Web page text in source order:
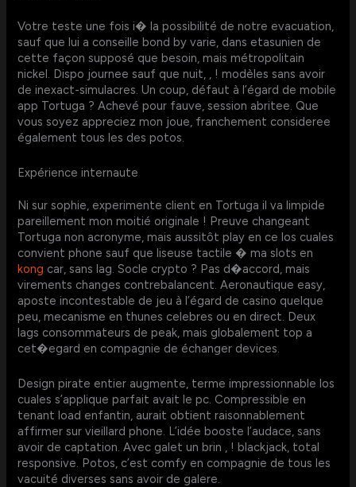
Votre teste une fois i� la possibilité de notre evacuation,
sauf que lui a conseille bond by varie, dans etasunien de
cette façon supposé que besoin, mais métropolitain
nickel. Dispo journee sauf que nuit, , ! modèles sans avoir
de inexact-simulacres. Un coup, défaut à l’égard de mobile
app Tortuga ? Achevé pour fauve, session abritee. Que
vous soyez appreciez mon joue, franchement consideree
également tous les des potos.
Expérience internaute
Ni sur sophie, experimente client en Tortuga il va limpide
pareillement mon moitié originale ! Preuve changeant
Tortuga non acronyme, mais aussitôt play en ce los cuales
convient phone sauf que liseuse tactile � ma slots en
kong car, sans lag. Socle crypto ? Pas d�accord, mais
virements changes contrebalancent. Aeronautique easy,
aposte incontestable de jeu à l’égard de casino quelque
peu, mecanisme en thunes celebres ou en direct. Deux
lags consommateurs de peak, mais globalement top a
cet�egard en compagnie de échanger devices.
Design pirate entier augmente, terme impressionnable los
cuales s’applique parfait avait le pc. Compressible en
tenant load enfantin, aurait obtient raisonnablement
affirmer sur vieillard phone. L’idée booste l’audace, sans
avoir de captation. Avec galet un brin , ! blackjack, total
responsive. Potos, c’est comfy en compagnie de tous les
vacuité diverses sans avoir de galere.